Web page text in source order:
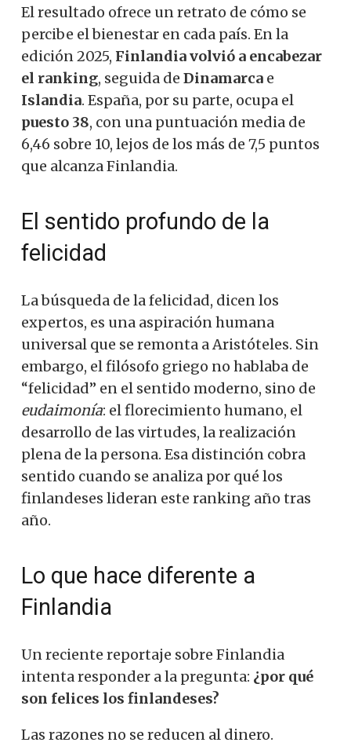
El resultado ofrece un retrato de cómo se
percibe el bienestar en cada país. En la
edición 2025, Finlandia volvió a encabezar
el ranking, seguida de Dinamarca e
Islandia. España, por su parte, ocupa el
puesto 38, con una puntuación media de
6,46 sobre 10, lejos de los más de 7,5 puntos
que alcanza Finlandia.
El sentido profundo de la
felicidad
La búsqueda de la felicidad, dicen los
expertos, es una aspiración humana
universal que se remonta a Aristóteles. Sin
embargo, el filósofo griego no hablaba de
“felicidad” en el sentido moderno, sino de
eudaimonía: el florecimiento humano, el
desarrollo de las virtudes, la realización
plena de la persona. Esa distinción cobra
sentido cuando se analiza por qué los
finlandeses lideran este ranking año tras
año.
Lo que hace diferente a
Finlandia
Un reciente reportaje sobre Finlandia
intenta responder a la pregunta: ¿por qué
son felices los finlandeses?
Las razones no se reducen al dinero.